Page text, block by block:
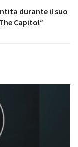
durante il suo
Capitol”